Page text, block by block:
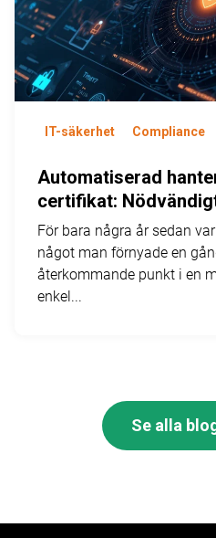
IT-säkerhet Compliance
Automatiserad
certifikat:
För bara några år sedan
något man förnyade en
återkommande punkt i en
enkel...
Se alla